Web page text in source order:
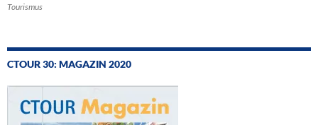
Tourismus
CTOUR 30: MAGAZIN 2020